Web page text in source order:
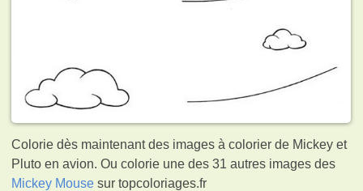
Colorie dès maintenant des images à colorier de Mickey et
Pluto en avion. Ou colorie une des 31 autres images des
Mickey Mouse sur topcoloriages.fr